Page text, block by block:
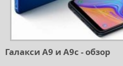
Галакси А9 и А9с - обзор